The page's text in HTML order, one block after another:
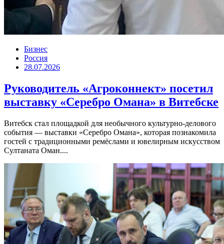
Бизнес
Россия
28.07.2026
Руководитель «Агроконнект» посетил
выставку «Серебро Омана» в Витебске
Витебск стал площадкой для необычного культурно-делового
события — выставки «Серебро Омана», которая познакомила
гостей с традиционными ремёслами и ювелирным искусством
Султаната Оман....